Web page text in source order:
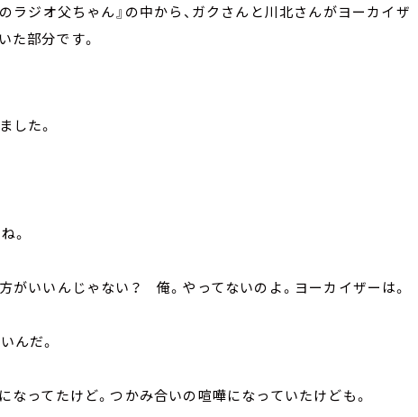
ラジオ父ちゃん』の中から、ガクさんと川北さんがヨーカイザ
た部分です。
した。
。
がいいんじゃない？ 俺。やってないのよ。ヨーカイザーは。
んだ。
なってたけど。つかみ合いの喧嘩になっていたけども。